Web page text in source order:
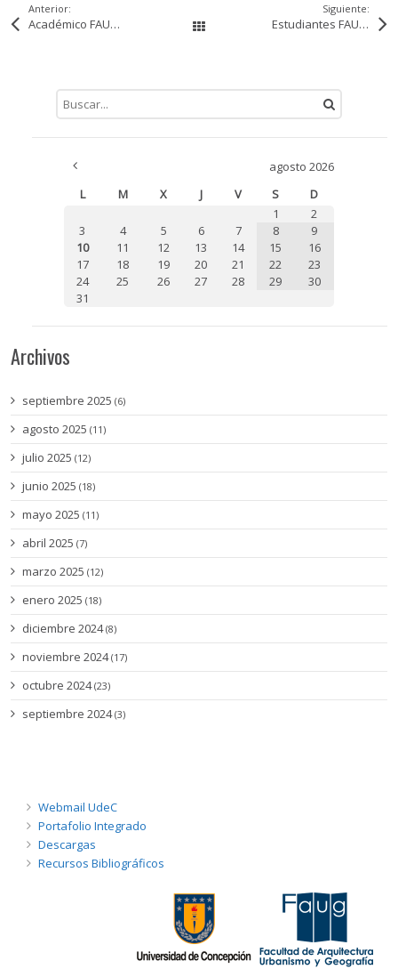
Anterior:
Académico FAUG Matthew Caulkins Ph.D. publica artículo en Revista INVI
Siguiente:
Estudiantes FAUG participarán de Escuela de Verano en Alemania
agosto 2026
L
M X J V S D
1
2
3
4 5 6 7 8
9
10
11 12 13 14 15
16
17
18 19 20 21 22
23
24
25 26 27 28 29
30
31
Archivos
septiembre 2025 (6)
agosto 2025 (11)
julio 2025 (12)
junio 2025 (18)
mayo 2025 (11)
abril 2025 (7)
marzo 2025 (12)
enero 2025 (18)
diciembre 2024(8)
noviembre 2024(17)
octubre 2024(23)
septiembre 2024(3)
Webmail UdeC
Portafolio Integrado
Descargas
Recursos Bibliográficos